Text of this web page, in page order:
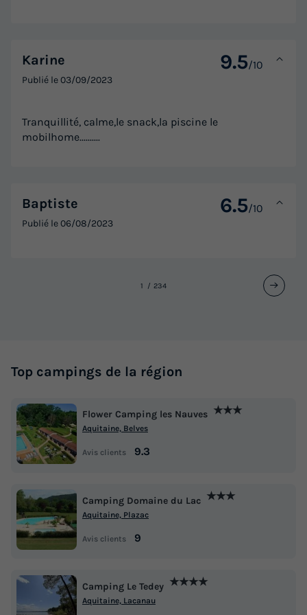
Karine 9.5/10
Publié le03/09/2023
Tranquillité, calme,le snack,la piscine le
mobilhome..........
Baptiste 6.5/10
Publié le06/08/2023
1 234
Top campings de la région
Flower Camping les Nauves ★★★
Aquitaine, Belves
Avis clients 9.3
Camping Domaine du Lac ★★★
Aquitaine, Plazac
Avis clients 9
Camping Le Tedey ★★★★
Aquitaine, Lacanau